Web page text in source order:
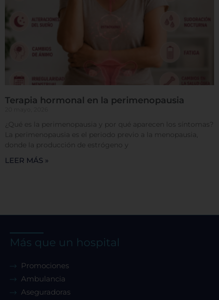
Terapia hormonal en la perimenopausia
¿Qué es la perimenopausia y por qué aparecen los síntomas?
La perimenopausia es el periodo previo a la menopausia,
donde la producción de estrógeno y
LEER MÁS »
Más que un hospital
Promociones
Ambulancia
Aseguradoras
Cookies de rendimiento
Rechazar todas
Confirmar mis preferencias